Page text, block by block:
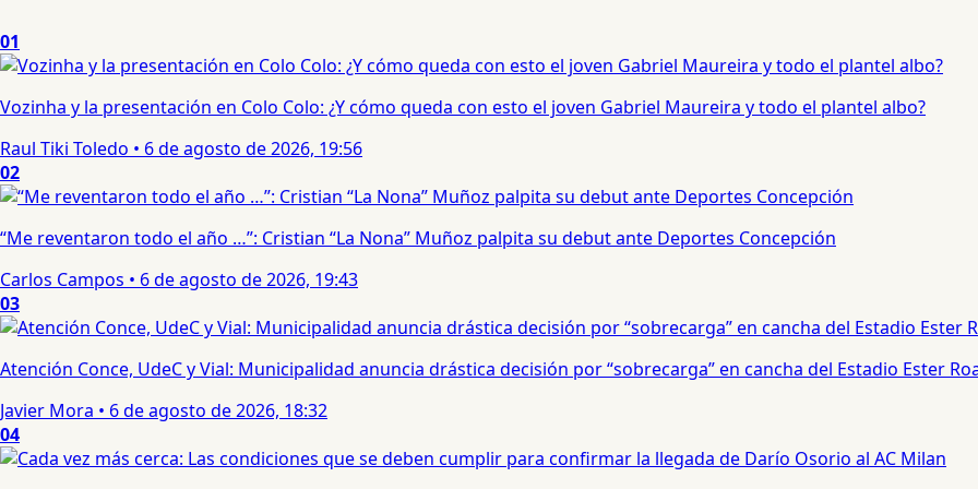
01
Vozinha y la presentación en Colo Colo: ¿Y cómo queda con esto el joven Gabriel Maureira y todo el plantel albo?
Raul Tiki Toledo • 6 de agosto de 2026, 19:56
02
“Me reventaron todo el año …”: Cristian “La Nona” Muñoz palpita su debut ante Deportes Concepción
Carlos Campos • 6 de agosto de 2026, 19:43
03
Atención Conce, UdeC y Vial: Municipalidad anuncia drástica decisión por “sobrecarga” en cancha del Estadio Ester
Javier Mora • 6 de agosto de 2026, 18:32
04